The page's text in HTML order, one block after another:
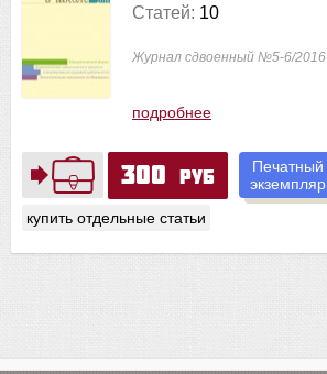
300 руб
купить отдельные статьи
Печатный
экземпляр
Статей: 10
Журнал сдвоенный №5-6/2016
подробнее